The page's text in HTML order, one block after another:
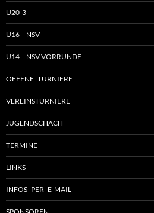
U20-3
U16 – NSV
U14 – NSV VORRUNDE
OFFENE TURNIERE
VEREINSTURNIERE
JUGENDSCHACH
TERMINE
LINKS
INFOS PER E-MAIL